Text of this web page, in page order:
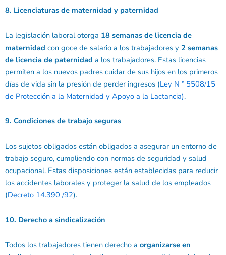
8. Licenciaturas de maternidad y paternidad
La legislación laboral otorga 18 semanas de licencia de
maternidad con goce de salario a los trabajadores y 2 semanas
de licencia de paternidad a los trabajadores. Estas licencias
permiten a los nuevos padres cuidar de sus hijos en los primeros
días de vida sin la presión de perder ingresos (Ley N ° 5508/15
de Protección a la Maternidad y Apoyo a la Lactancia).
9. Condiciones de trabajo seguras
Los sujetos obligados están obligados a asegurar un entorno de
trabajo seguro, cumpliendo con normas de seguridad y salud
ocupacional. Estas disposiciones están establecidas para reducir
los accidentes laborales y proteger la salud de los empleados
(Decreto 14.390 /92).
10. Derecho a sindicalización
Todos los trabajadores tienen derecho a organizarse en